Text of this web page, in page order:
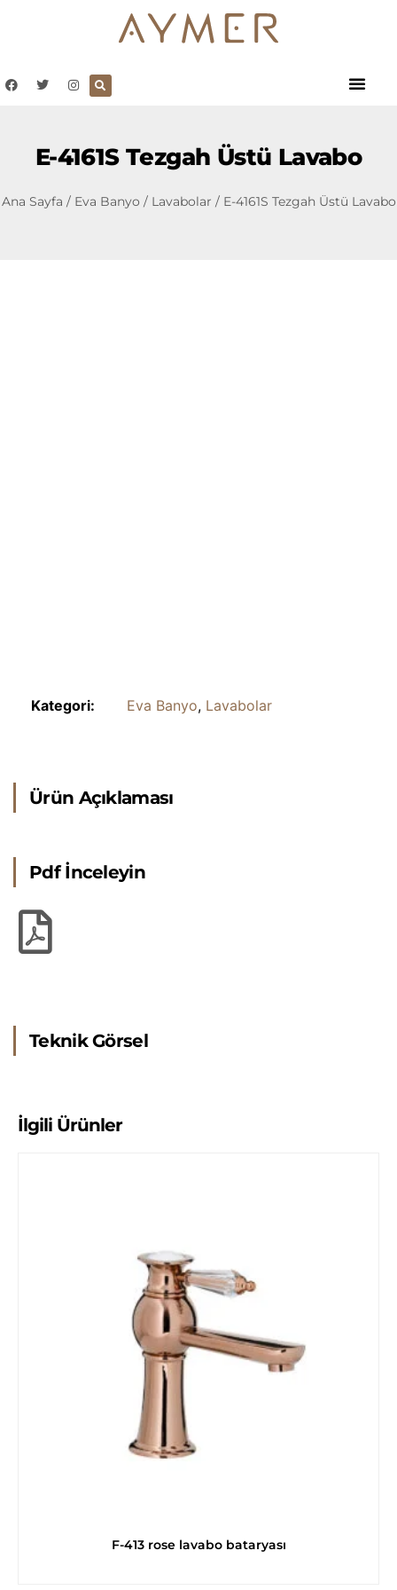
E-4161S Tezgah Üstü Lavabo
Ana Sayfa / Eva Banyo / Lavabolar / E-4161S Tezgah Üstü Lavabo
Kategori: Eva Banyo, Lavabolar
Ürün Açıklaması
Pdf İnceleyin
Teknik Görsel
İlgili Ürünler
F-413 rose lavabo bataryası